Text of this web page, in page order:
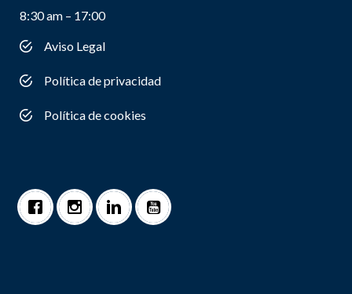
8:30 am – 17:00
Aviso Legal
Política de privacidad
Política de cookies